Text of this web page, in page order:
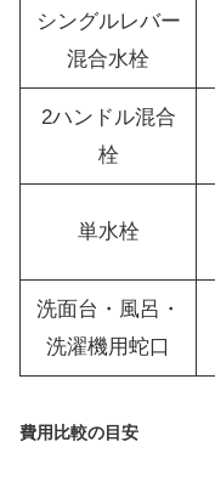
シングルレバー
混合水栓
2ハンドル混合
栓
単水栓
洗面台・風呂・
洗濯機用蛇口
費用比較の目安